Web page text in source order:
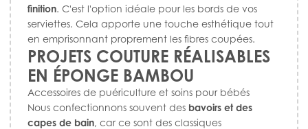
finition. C'est l'option idéale pour les bords de vos
serviettes. Cela apporte une touche esthétique tout
en emprisonnant proprement les fibres coupées.
PROJETS COUTURE RÉALISABLES
EN ÉPONGE BAMBOU
Accessoires de puériculture et soins pour bébés
Nous confectionnons souvent des bavoirs et des
capes de bain, car ce sont des classiques